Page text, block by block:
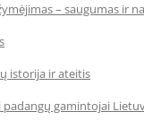
– saugumas ir
istorija ir ateitis
gamintojai